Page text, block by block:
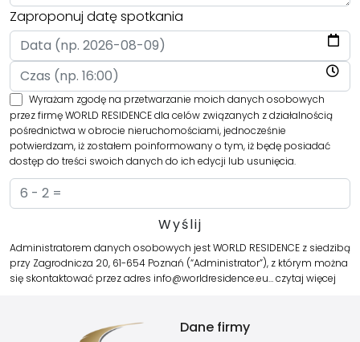
Zaproponuj datę spotkania
Wyrażam zgodę na przetwarzanie moich danych osobowych
przez firmę WORLD RESIDENCE dla celów związanych z działalnością
pośrednictwa w obrocie nieruchomościami, jednocześnie
potwierdzam, iż zostałem poinformowany o tym, iż będę posiadać
dostęp do treści swoich danych do ich edycji lub usunięcia.
Administratorem danych osobowych jest WORLD RESIDENCE z siedzibą
przy Zagrodnicza 20, 61-654 Poznań (“Administrator”), z którym można
się skontaktować przez adres info@worldresidence.eu…czytaj więcej
Dane firmy